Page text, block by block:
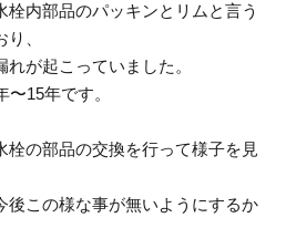
栓内部品のパッキンとリムと言う
、
が起こっていました。
15年です。
栓の部品の交換を行って様子を見
後この様な事が無いようにするか